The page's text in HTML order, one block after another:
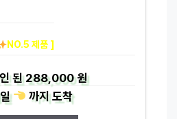
NO.5 제품 ]
된288,000 원
까지도착